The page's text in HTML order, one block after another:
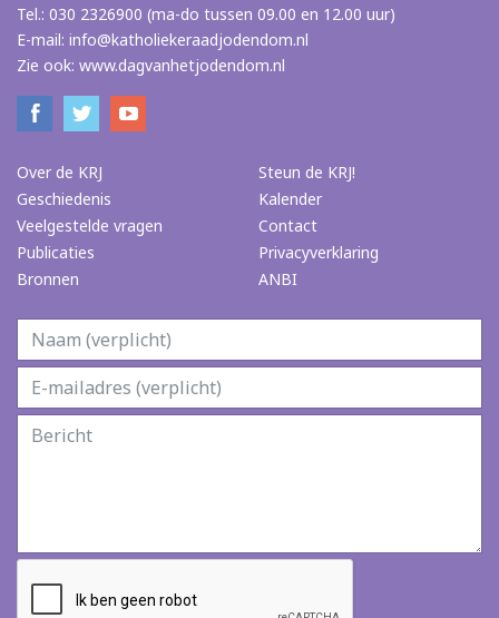
Tel.: 030 2326900 (ma-do tussen 09.00 en 12.00 uur)
E-mail: info@katholiekeraadjodendom.nl
Zie ook: www.dagvanhetjodendom.nl
Over de KRJ
Geschiedenis
Veelgestelde vragen
Publicaties
Bronnen
Steun de KRJ!
Kalender
Contact
Privacyverklaring
ANBI